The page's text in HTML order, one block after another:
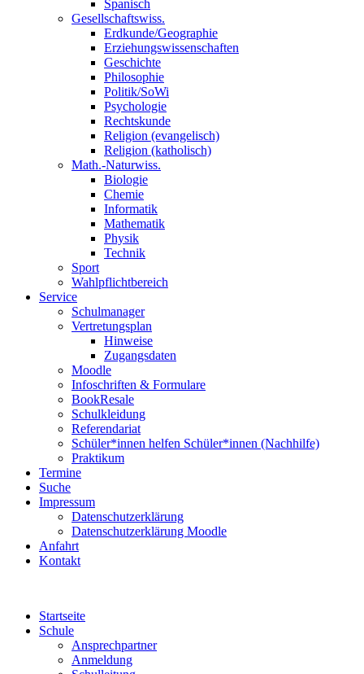
Spanisch
Gesellschaftswiss.
Erdkunde/Geographie
Erziehungswissenschaften
Geschichte
Philosophie
Politik/SoWi
Psychologie
Rechtskunde
Religion (evangelisch)
Religion (katholisch)
Math.-Naturwiss.
Biologie
Chemie
Informatik
Mathematik
Physik
Technik
Sport
Wahlpflichtbereich
Service
Schulmanager
Vertretungsplan
Hinweise
Zugangsdaten
Moodle
Infoschriften & Formulare
BookResale
Schulkleidung
Referendariat
Schüler*innen helfen Schüler*innen (Nachhilfe)
Praktikum
Termine
Suche
Impressum
Datenschutzerklärung
Datenschutzerklärung Moodle
Anfahrt
Kontakt
Startseite
Schule
Ansprechpartner
Anmeldung